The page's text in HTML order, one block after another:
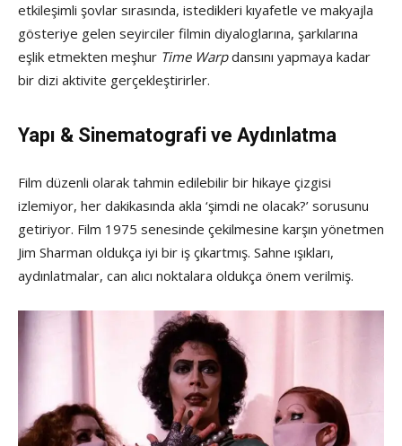
etkileşimli şovlar sırasında, istedikleri kıyafetle ve makyajla
gösteriye gelen seyirciler filmin diyaloglarına, şarkılarına
eşlik etmekten meşhur Time Warpdansını yapmaya kadar
bir dizi aktivite gerçekleştirirler.
Yapı & Sinematografi ve Aydınlatma
Film düzenli olarak tahmin edilebilir bir hikaye çizgisi
izlemiyor, her dakikasında akla ‘şimdi ne olacak?’ sorusunu
getiriyor. Film 1975 senesinde çekilmesine karşın yönetmen
Jim Sharman oldukça iyi bir iş çıkartmış. Sahne ışıkları,
aydınlatmalar, can alıcı noktalara oldukça önem verilmiş.